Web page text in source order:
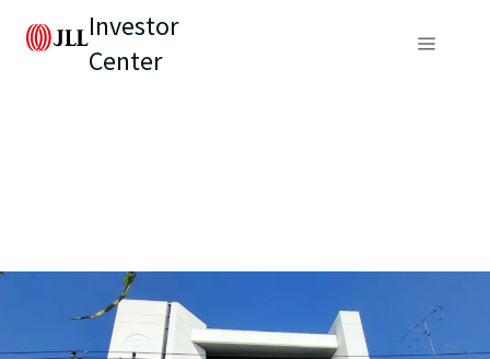
Investor
Center